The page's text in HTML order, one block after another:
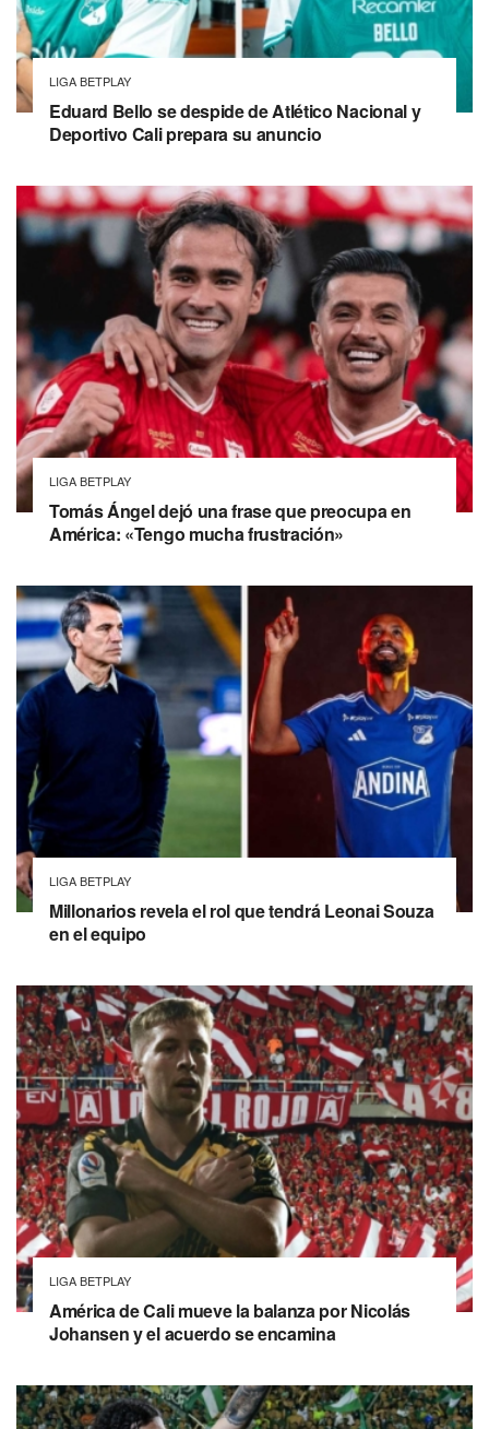
LIGA BETPLAY
Eduard Bello se despide de Atlético Nacional y
Deportivo Cali prepara su anuncio
LIGA BETPLAY
Tomás Ángel dejó una frase que preocupa en
América: «Tengo mucha frustración»
LIGA BETPLAY
Millonarios revela el rol que tendrá Leonai Souza
en el equipo
LIGA BETPLAY
América de Cali mueve la balanza por Nicolás
Johansen y el acuerdo se encamina